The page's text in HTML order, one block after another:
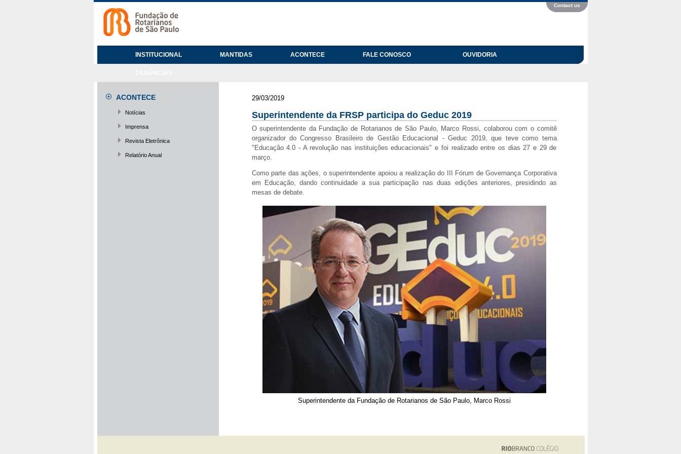
Contact us
INSTITUCIONAL MANTIDAS ACONTECE FALE CONOSCO OUVIDORIA
ACONTECE
Notícias
Imprensa
Revista Eletrônica
Relatório Anual
29/03/2019
Superintendente da FRSP participa do Geduc 2019
O superintendente da Fundação de Rotarianos de São Paulo, Marco Rossi, colaborou com o comitê
organizador do Congresso Brasileiro de Gestão Educacional - Geduc 2019, que teve como tema
"Educação 4.0 - A revolução nas instituições educacionais" e foi realizado entre os dias 27 e 29 de
março.
Como parte das ações, o superintendente apoiou a realização do III Fórum de Governança Corporativa
em Educação, dando continuidade a sua participação nas duas edições anteriores, presidindo as
mesas de debate.
Superintendente da Fundação de Rotarianos de São Paulo, Marco Rossi